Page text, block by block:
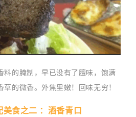
的腌制，早已没有了膻味，
饱满
草的微香。外焦里嫩！ 回味无穷！
美食之二 ：酒香青口